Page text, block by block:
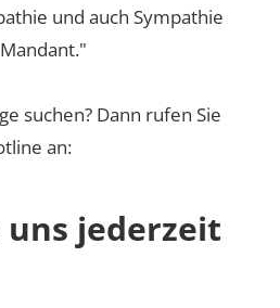
und auch Sympathie
suchen? Dann rufen Sie
an:
uns jederzeit